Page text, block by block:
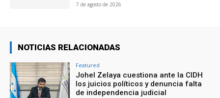
7 de agosto de 2026
NOTICIAS RELACIONADAS
Featured
Johel Zelaya cuestiona ante la CIDH
los juicios políticos y denuncia falta
de independencia judicial